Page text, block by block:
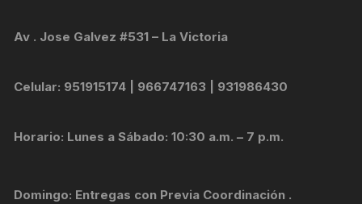
Av . Jose Galvez #531 – La Victoria
Celular: 951915174 | 966747163 | 931986430
Horario: Lunes a Sábado: 10:30 a.m. – 7 p.m.
Domingo: Entregas con Previa Coordinación .